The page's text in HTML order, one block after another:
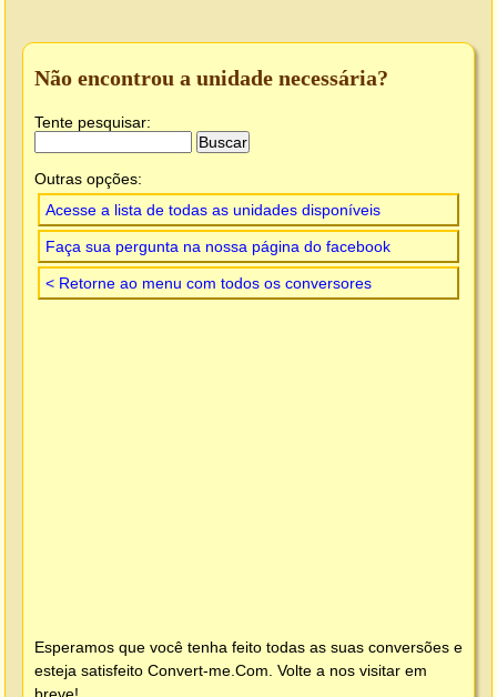
Não encontrou a unidade necessária?
Tente pesquisar:
Outras opções:
Acesse a lista de todas as unidades disponíveis
Faça sua pergunta na nossa página do facebook
< Retorne ao menu com todos os conversores
Esperamos que você tenha feito todas as suas conversões e
esteja satisfeito Convert-me.Com . Volte a nos visitar em
breve!